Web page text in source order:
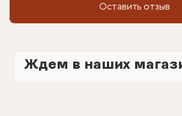
Оставить отзыв
Ждем в наших